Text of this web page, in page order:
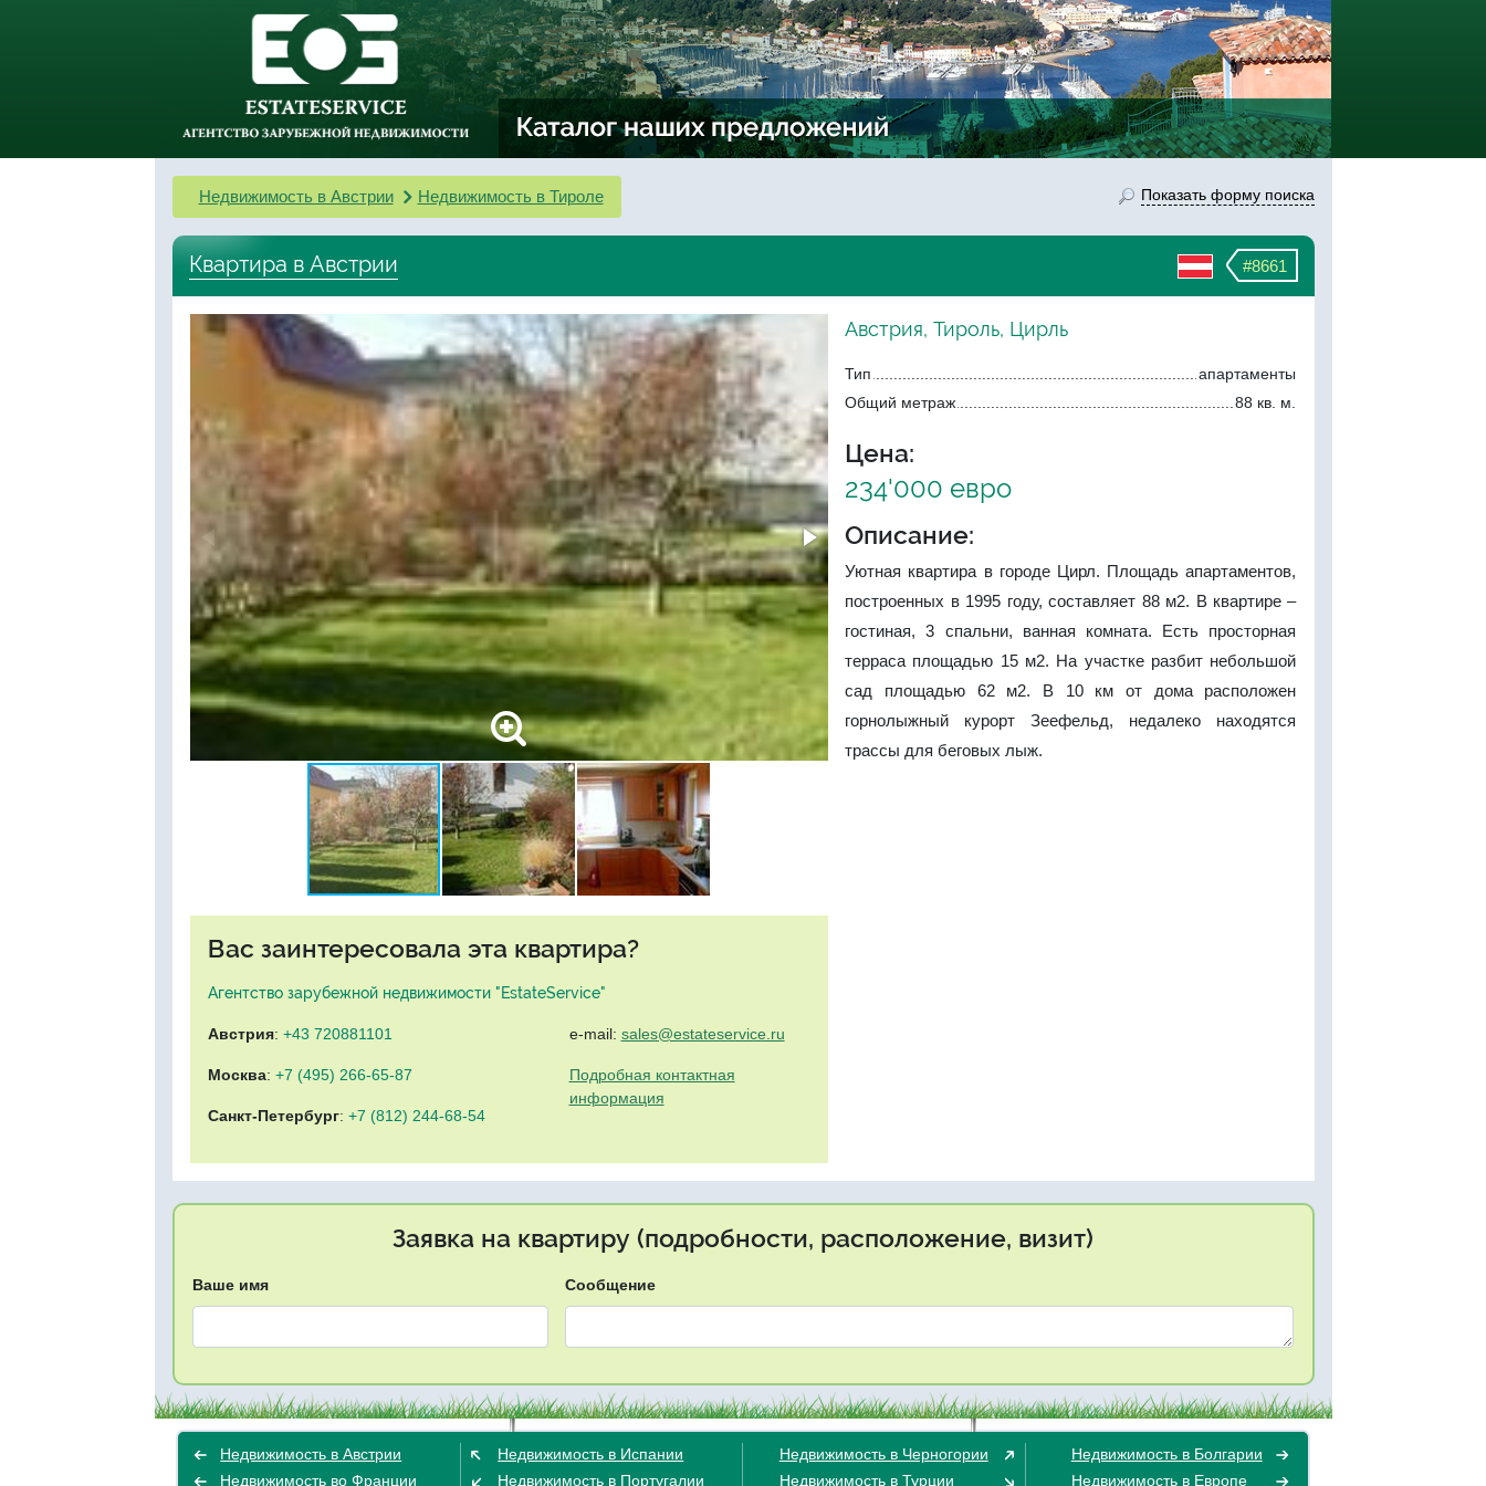
Недвижимость в Австрии Недвижимость в Тироле Показать форму поиска
#8661
Квартира в Австрии
Вас заинтересовала эта квартира?
Агентство зарубежной недвижимости "EstateService"
Австрия: +43 720881101
Москва: +7 (495) 266-65-87
Санкт-Петербург: +7 (812) 244-68-54
e-mail: sales@estateservice.ru
Подробная контактная
информация
Австрия, Тироль, Цирль
Тип
апартаменты
Общий метраж
88 кв. м.
Цена:
234'000 евро
Описание:
Уютная квартира в городе Цирл. Площадь апартаментов,
построенных в 1995 году, составляет 88 м2. В квартире –
гостиная, 3 спальни, ванная комната. Есть просторная
терраса площадью 15 м2. На участке разбит небольшой
сад площадью 62 м2. В 10 км от дома расположен
горнолыжный курорт Зеефельд, недалеко находятся
трассы для беговых лыж.
Заявка на квартиру (подробности, расположение, визит)
Ваше имя Сообщение
Недвижимость в Австрии
Недвижимость во Франции
Недвижимость в Испании
Недвижимость в Португалии
Недвижимость в Черногории
Недвижимость в Турции
Недвижимость в Болгарии
Недвижимость в Европе